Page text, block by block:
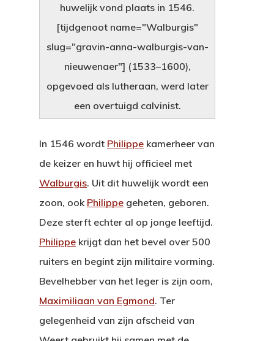
huwelijk vond plaats in 1546.
[tijdgenoot name="Walburgis"
slug="gravin-anna-walburgis-van-
nieuwenaer"] (1533–1600),
opgevoed als lutheraan, werd later
een overtuigd calvinist.
In 1546 wordt Philippe kamerheer van
de keizer en huwt hij officieel met
Walburgis. Uit dit huwelijk wordt een
zoon, ook Philippe geheten, geboren.
Deze sterft echter al op jonge leeftijd.
Philippe krijgt dan het bevel over 500
ruiters en begint zijn militaire vorming.
Bevelhebber van het leger is zijn oom,
Maximiliaan van Egmond. Ter
gelegenheid van zijn afscheid van
Home
De Graven
Horne
Graaf Jacob I
Het Kasteel